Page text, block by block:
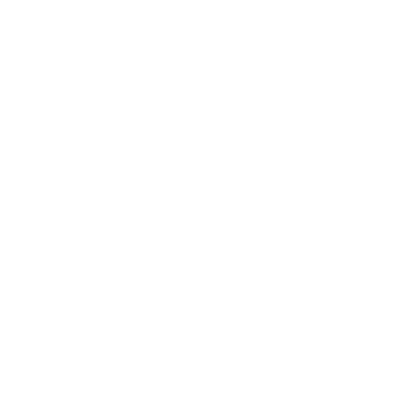
zapraszam
Kamienna,